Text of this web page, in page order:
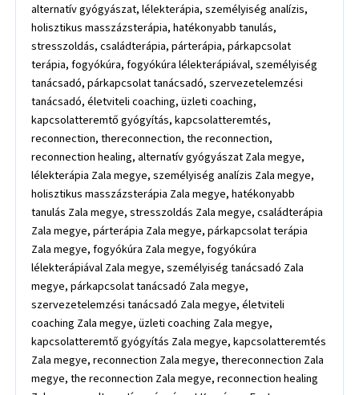
alternatív gyógyászat, lélekterápia, személyiség analízis,
holisztikus masszázsterápia, hatékonyabb tanulás,
stresszoldás, családterápia, párterápia, párkapcsolat
terápia, fogyókúra, fogyókúra lélekterápiával, személyiség
tanácsadó, párkapcsolat tanácsadó, szervezetelemzési
tanácsadó, életviteli coaching, üzleti coaching,
kapcsolatteremtő gyógyítás, kapcsolatteremtés,
reconnection, thereconnection, the reconnection,
reconnection healing, alternatív gyógyászat Zala megye,
lélekterápia Zala megye, személyiség analízis Zala megye,
holisztikus masszázsterápia Zala megye, hatékonyabb
tanulás Zala megye, stresszoldás Zala megye, családterápia
Zala megye, párterápia Zala megye, párkapcsolat terápia
Zala megye, fogyókúra Zala megye, fogyókúra
lélekterápiával Zala megye, személyiség tanácsadó Zala
megye, párkapcsolat tanácsadó Zala megye,
szervezetelemzési tanácsadó Zala megye, életviteli
coaching Zala megye, üzleti coaching Zala megye,
kapcsolatteremtő gyógyítás Zala megye, kapcsolatteremtés
Zala megye, reconnection Zala megye, thereconnection Zala
megye, the reconnection Zala megye, reconnection healing